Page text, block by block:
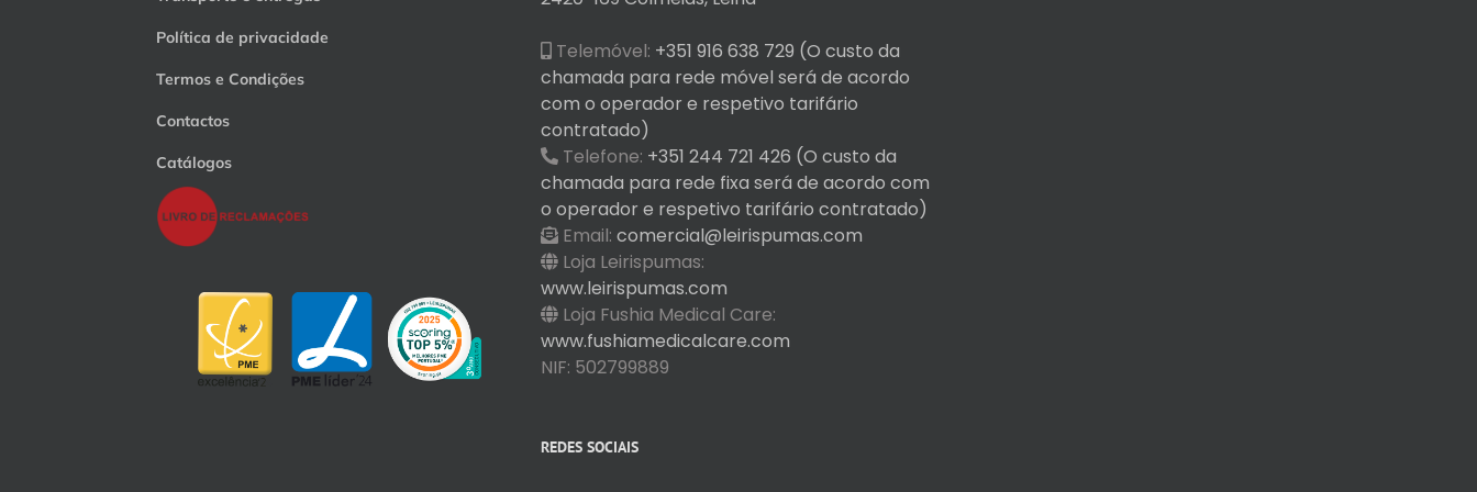
Política de privacidade
Termos e Condições
Contactos
Catálogos
Telemóvel: +351 916 638 729 (O custo da
chamada para rede móvel será de acordo
com o operador e respetivo tarifário
contratado)
Telefone: +351 244 721 426 (O custo da
chamada para rede fixa será de acordo com
o operador e respetivo tarifário contratado)
Email: comercial@leirispumas.com
Loja Leirispumas:
www.leirispumas.com
Loja Fushia Medical Care:
www.fushiamedicalcare.com
NIF: 502799889
REDES SOCIAIS